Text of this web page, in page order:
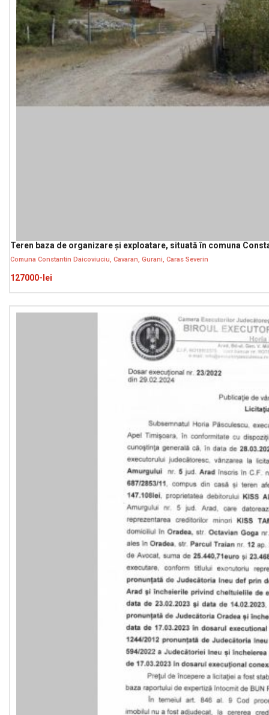
Teren baza de organizare și exploatare, situată în comuna
Comuna Constantin Daicoviuciu, Cavaran, Gurani, Caras Severin
127000-lei